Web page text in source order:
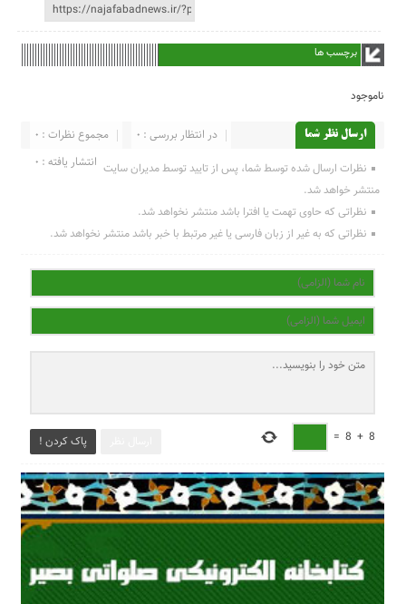
برچسب ها
ناموجود
ارسال نظر شما مجموع نظرات : 0
در انتظار بررسی : 0
انتشار یافته : 0 نظرات ارسال شده توسط شما، پس از تایید توسط مدیران سایت
منتشر خواهد شد.
نظراتی که حاوی تهمت یا افترا باشد منتشر نخواهد شد.
نظراتی که به غیر از زبان فارسی یا غیر مرتبط با خبر باشد منتشر نخواهد شد.
پاک کردن ! 8
+
8
=